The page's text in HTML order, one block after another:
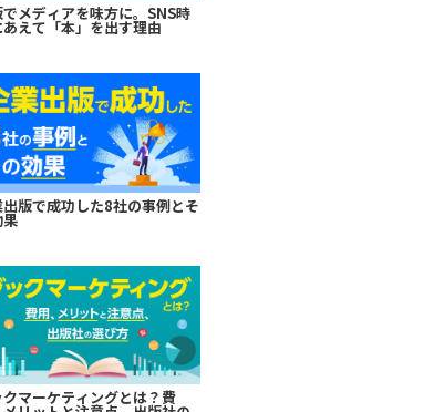
でメディアを味方に。SNS時
えて「本」を出す理由
版で成功した8社の事例とそ
果
クマーケティングとは？費